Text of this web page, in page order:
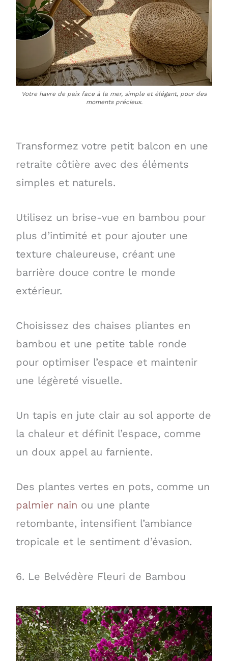
Votre havre de paix face à la mer, simple et élégant, pour des
moments précieux.
Transformez votre petit balcon en une
retraite côtière avec des éléments
simples et naturels.
Utilisez un brise-vue en bambou pour
plus d’intimité et pour ajouter une
texture chaleureuse, créant une
barrière douce contre le monde
extérieur.
Choisissez des chaises pliantes en
bambou et une petite table ronde
pour optimiser l’espace et maintenir
une légèreté visuelle.
Un tapis en jute clair au sol apporte de
la chaleur et définit l’espace, comme
un doux appel au farniente.
Des plantes vertes en pots, comme un
palmier nain ou une plante
retombante, intensifient l’ambiance
tropicale et le sentiment d’évasion.
6. Le Belvédère Fleuri de Bambou